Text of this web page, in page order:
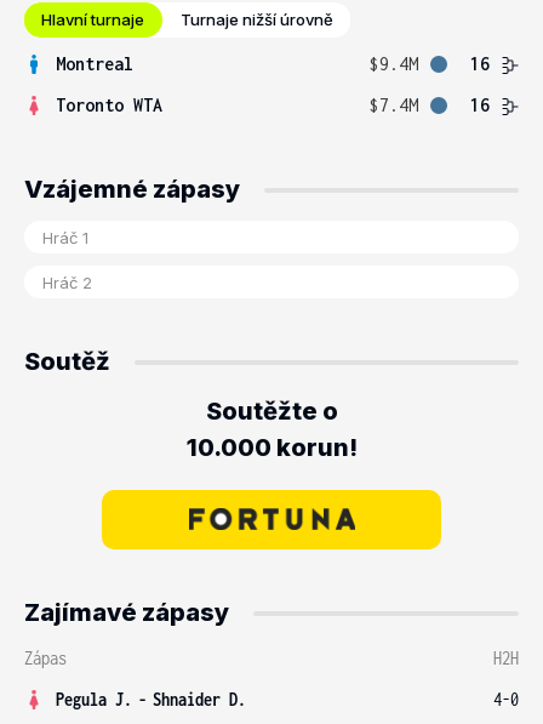
Hlavní turnaje Turnaje nižší úrovně
Montreal $9.4M
16
Toronto WTA
$7.4M 16
Vzájemné zápasy
Soutěž
Soutěžte o
10.000 korun!
Zajímavé zápasy
Zápas
H2H
Pegula J. - Shnaider D.
4-0